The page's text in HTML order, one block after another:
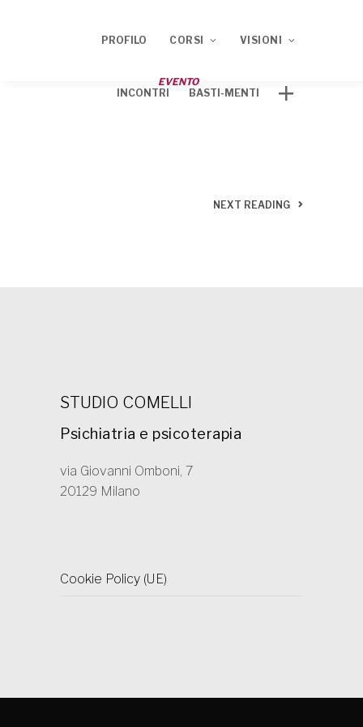
PROFILO CORSI VISIONI
INCONTRI
EVENTO
BASTI-MENTI
NEXT READING
STUDIO COMELLI
Psichiatria e psicoterapia
via Giovanni Omboni, 7
20129 Milano
Cookie Policy (UE)